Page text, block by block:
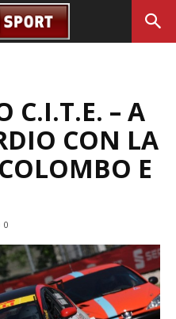
C.I.T.E. – A
CON LA
E
0